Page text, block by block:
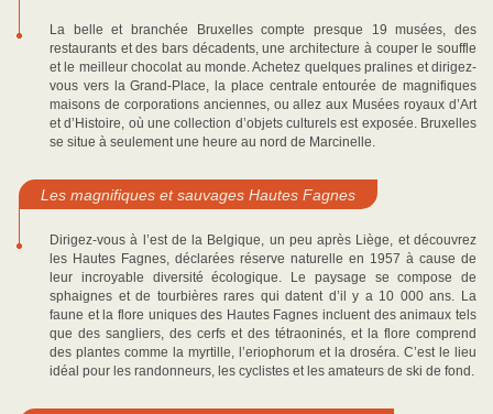
La belle et branchée Bruxelles compte presque 19 musées, des
restaurants et des bars décadents, une architecture à couper le souffle
et le meilleur chocolat au monde. Achetez quelques pralines et dirigez-
vous vers la Grand-Place, la place centrale entourée de magnifiques
maisons de corporations anciennes, ou allez aux Musées royaux d’Art
et d’Histoire, où une collection d’objets culturels est exposée. Bruxelles
se situe à seulement une heure au nord de Marcinelle.
Les magnifiques et sauvages Hautes Fagnes
Dirigez-vous à l’est de la Belgique, un peu après Liège, et découvrez
les Hautes Fagnes, déclarées réserve naturelle en 1957 à cause de
leur incroyable diversité écologique. Le paysage se compose de
sphaignes et de tourbières rares qui datent d’il y a 10 000 ans. La
faune et la flore uniques des Hautes Fagnes incluent des animaux tels
que des sangliers, des cerfs et des tétraoninés, et la flore comprend
des plantes comme la myrtille, l’eriophorum et la droséra. C’est le lieu
idéal pour les randonneurs, les cyclistes et les amateurs de ski de fond.